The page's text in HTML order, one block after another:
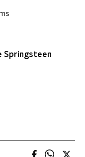
Springsteen